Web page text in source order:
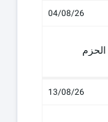
04/08/26
الحزم
13/08/26